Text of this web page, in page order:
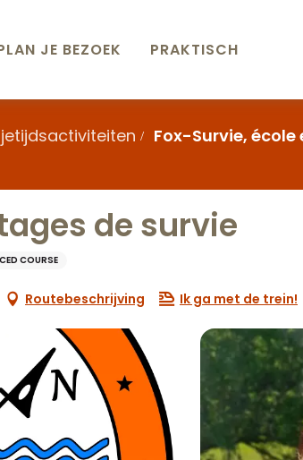
JE BEZOEK PRAKTISCH
Fox-Survie,
de survie
COURSE
Routebeschrijving Ik ga met de trein!